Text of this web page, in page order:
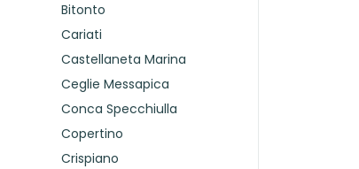
Bitonto
Cariati
Castellaneta Marina
Ceglie Messapica
Conca Specchiulla
Copertino
Crispiano